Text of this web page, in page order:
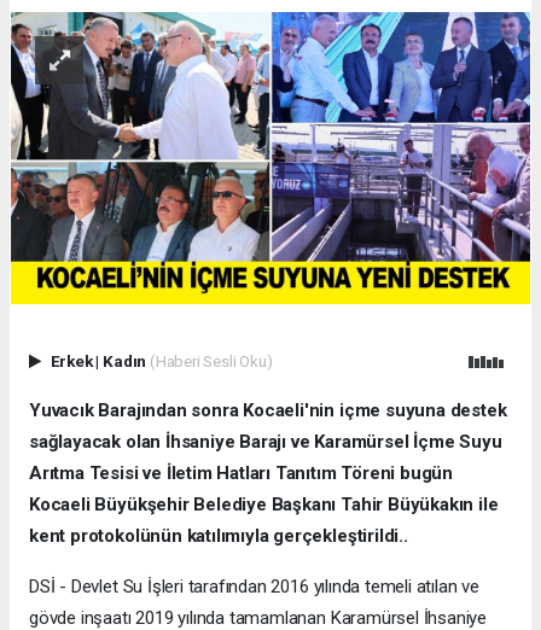
Erkek| Kadın (Haberi Sesli Oku)
Yuvacık Barajından sonra Kocaeli'nin içme suyuna destek
sağlayacak olan İhsaniye Barajı ve Karamürsel İçme Suyu
Arıtma Tesisi ve İletim Hatları Tanıtım Töreni bugün
Kocaeli Büyükşehir Belediye Başkanı Tahir Büyükakın ile
kent protokolünün katılımıyla gerçekleştirildi..
DSİ - Devlet Su İşleri tarafından 2016 yılında temeli atılan ve
gövde inşaatı 2019 yılında tamamlanan Karamürsel İhsaniye